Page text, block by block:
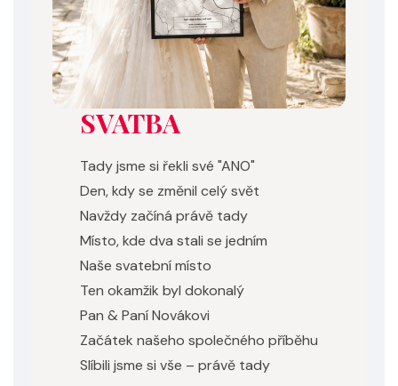
SVATBA
Tady jsme si řekli své "ANO"
Den, kdy se změnil celý svět
Navždy začíná právě tady
Místo, kde dva stali se jedním
Naše svatební místo
Ten okamžik byl dokonalý
Pan & Paní Novákovi
Začátek našeho společného příběhu
Slíbili jsme si vše – právě tady